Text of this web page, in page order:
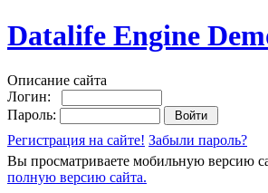
Datalife Engine
Описание сайта
Логин:
Пароль:
Регистрация на сайте! Забыли пароль?
Вы просматриваете мобильную версию
полную версию сайта.